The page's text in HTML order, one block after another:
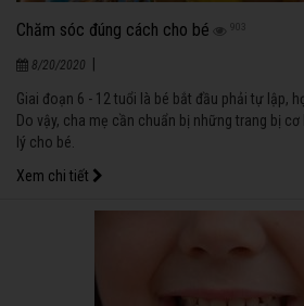
Chăm sóc đúng cách cho bé 903
8/20/2020
Giai đoạn 6 - 12 tuổi là bé bắt đầu phải tự lập,
Do vậy, cha mẹ cần chuẩn bị những trang bị
lý cho bé.
Xem chi tiết